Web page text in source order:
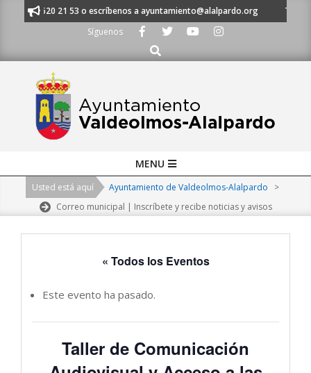
al 91 620 21 53 o escríbenos a ayuntamiento@alalpardo.org
TE
Síguenos
Buscar
Navigation
MENU
Usted está aquí Ayuntamiento de Valdeolmos-Alalpardo
>
Correo municipal | Inscríbete y recibe noticias y avisos
« Todos los Eventos
Este evento ha pasado.
Taller de Comunicación